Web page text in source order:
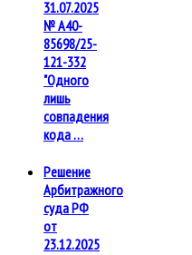
31.07.2025
№ А40-
85698/25-
121-332
"Одного
лишь
совпадения
кода …
Решение
Арбитражного
суда РФ
от
23.12.2025